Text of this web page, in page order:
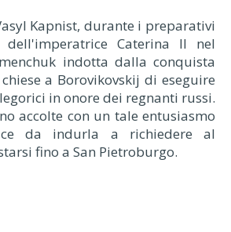
Kapnist, durante i preparativi
Caterina II nel
indotta dalla conquista
a Borovikovskij di eseguire
in onore dei regnanti russi.
accolte con un tale entusiasmo
da indurla a richiedere al
fino a San Pietroburgo.